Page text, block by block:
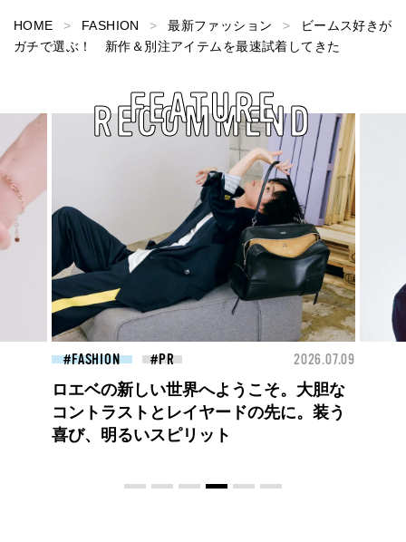
HOME FASHION 最新ファッション
ビームス好きが
ガチで選ぶ！ 新作＆別注アイテムを最速試着してきた
RECOMMEND
FEATURE
FASHION 2026.07.09
【PRADA × NI-KI(ENHYPEN)】時をかけ
る、ニューモード